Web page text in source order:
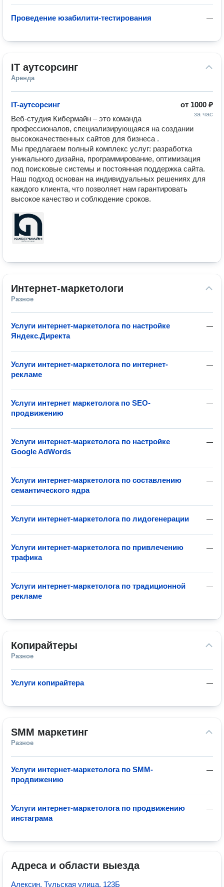
—
Проведение юзабилити-тестирования
IT аутсорсинг
Аренда
от 1000 ₽
за час
IT-аутсорсинг
Веб-студия Кибермайн – это команда
профессионалов, специализирующаяся на создании
высококачественных сайтов для бизнеса .
Мы предлагаем полный комплекс услуг: разработка
уникального дизайна, программирование, оптимизация
под поисковые системы и постоянная поддержка сайта.
Наш подход основан на индивидуальных решениях для
каждого клиента, что позволяет нам гарантировать
высокое качество и соблюдение сроков.
Интернет-маркетологи
Разное
—
Услуги интернет-маркетолога по настройке
Яндекс.Директа
—
Услуги интернет-маркетолога по интернет-
рекламе
—
Услуги интернет маркетолога по SEO-
продвижению
—
Услуги интернет-маркетолога по настройке
Google AdWords
—
Услуги интернет-маркетолога по составлению
семантического ядра
—
Услуги интернет-маркетолога по лидогенерации
—
Услуги интернет-маркетолога по привлечению
трафика
—
Услуги интернет-маркетолога по традиционной
рекламе
Копирайтеры
Разное
—
Услуги копирайтера
SMM маркетинг
Разное
—
Услуги интернет-маркетолога по SMM-
продвижению
—
Услуги интернет-маркетолога по продвижению
инстаграма
Адреса и области выезда
Алексин, Тульская улица, 123Б